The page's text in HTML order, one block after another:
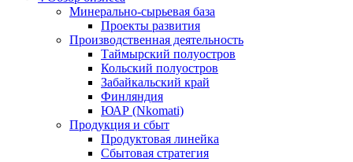
Минерально-сырьевая база
Проекты развития
Производственная деятельность
Таймырский полуостров
Кольский полуостров
Забайкальский край
Финляндия
ЮАР (Nkomati)
Продукция и сбыт
Продуктовая линейка
Сбытовая стратегия